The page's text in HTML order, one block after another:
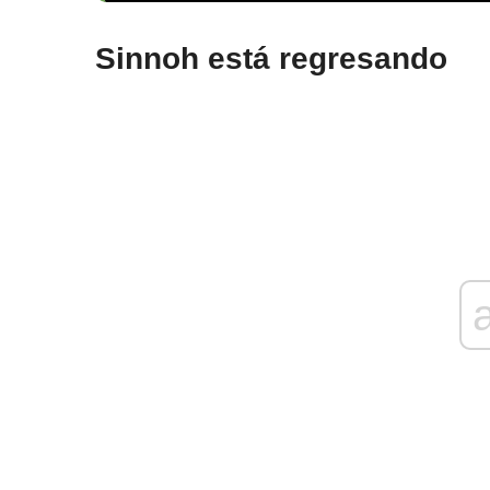
Sinnoh está regresando